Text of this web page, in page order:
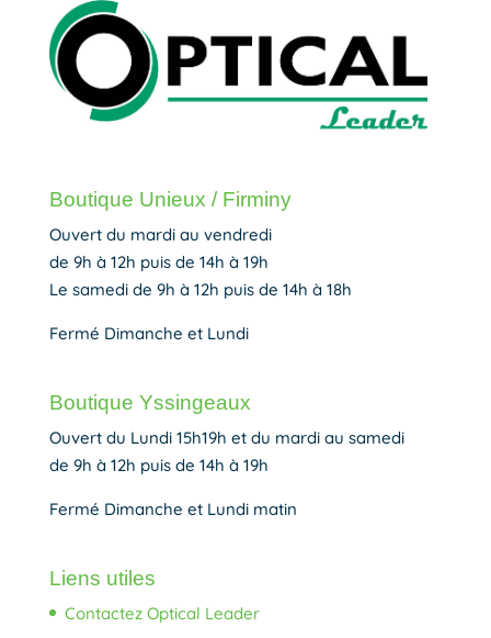
Boutique Unieux / Firminy
Ouvert du mardi au vendredi
de 9h à 12h puis de 14h à 19h
Le samedi de 9h à 12h puis de 14h à 18h
Fermé Dimanche et Lundi
Boutique Yssingeaux
Ouvert du Lundi 15h19h et du mardi au samedi
de 9h à 12h puis de 14h à 19h
Fermé Dimanche et Lundi matin
Liens utiles
Contactez Optical Leader